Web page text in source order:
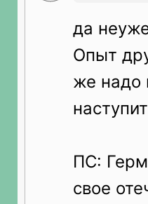
да
Опыт
же надо
ПС:
свое